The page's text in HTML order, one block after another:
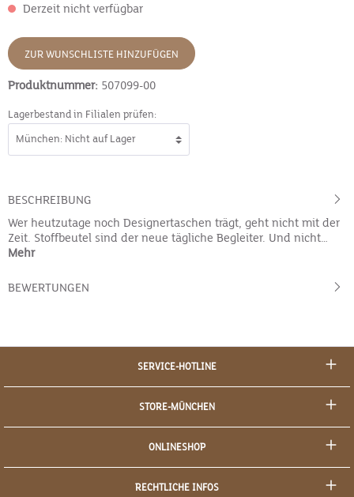
Derzeit nicht verfügbar
ZUR WUNSCHLISTE HINZUFÜGEN
Produktnummer: 507099-00
Lagerbestand in Filialen prüfen:
BESCHREIBUNG
Wer heutzutage noch Designertaschen trägt, geht nicht mit der
Zeit. Stoffbeutel sind der neue tägliche Begleiter. Und nicht…
Mehr
BEWERTUNGEN
SERVICE-HOTLINE
STORE-MÜNCHEN
ONLINESHOP
RECHTLICHE INFOS